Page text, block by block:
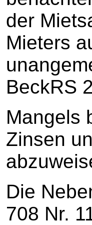
der
Mieters
BeckRS
Mangels
Zinsen
Die
708 Nr.